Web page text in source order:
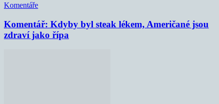
Komentáře
Komentář: Kdyby byl steak lékem, Američané jsou
zdraví jako řípa